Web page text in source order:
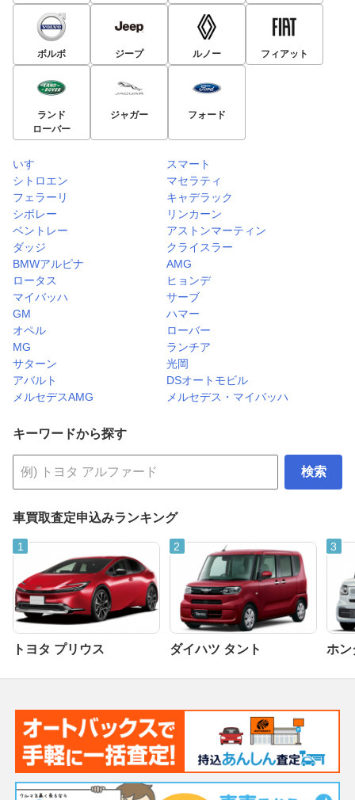
ボルボ ジープ ルノー フィアット
ランド
ローバー
ジャガー フォード
いすゞ
スマート
シトロエン
マセラティ
フェラーリ
キャデラック
シボレー
リンカーン
ベントレー
アストンマーティン
ダッジ
クライスラー
BMWアルピナ
AMG
ロータス
ヒョンデ
マイバッハ
サーブ
GM
ハマー
オペル
ローバー
MG
ランチア
サターン
光岡
アバルト
DSオートモビル
メルセデスAMG
メルセデス・マイバッハ
キーワードから探す
検索
車買取査定申込みランキング
トヨタ プリウス ダイハツ タント ホン